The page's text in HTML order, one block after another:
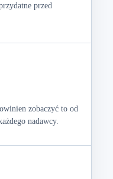
przed
zobaczyć to od
nadawcy.